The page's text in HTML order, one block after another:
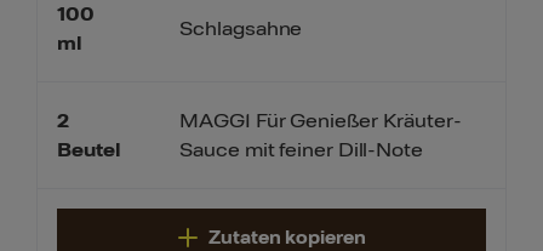
100
ml
2
Beutel
Schlagsahne
MAGGI Für Genießer Kräuter-
Sauce mit feiner Dill-Note
Zutaten kopieren